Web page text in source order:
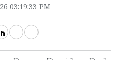
03:19:33 PM